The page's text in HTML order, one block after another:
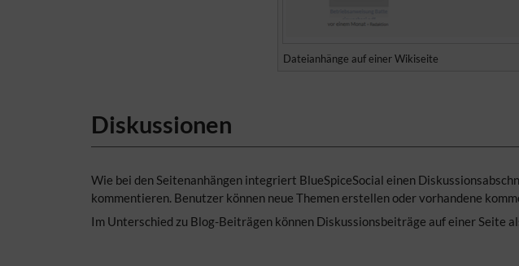
Dateianhänge auf einer Wikiseite
Diskussionen
Wie bei den Seitenanhängen integriert BlueSpiceSocial einen
kommentieren. Benutzer können neue Themen erstellen oder vorhandene
Im Unterschied zu Blog-Beiträgen können Diskussionsbeiträge auf einer Seite